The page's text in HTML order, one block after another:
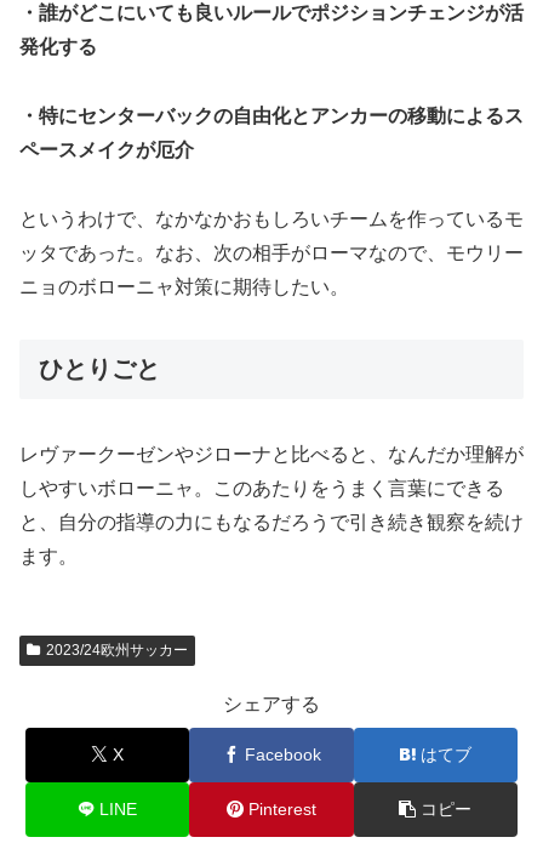
・誰がどこにいても良いルールでポジションチェンジが活
発化する
・特にセンターバックの自由化とアンカーの移動によるス
ペースメイクが厄介
というわけで、なかなかおもしろいチームを作っているモ
ッタであった。なお、次の相手がローマなので、モウリー
ニョのボローニャ対策に期待したい。
ひとりごと
レヴァークーゼンやジローナと比べると、なんだか理解が
しやすいボローニャ。このあたりをうまく言葉にできる
と、自分の指導の力にもなるだろうで引き続き観察を続け
ます。
2023/24欧州サッカー
シェアする
X Facebook はてブ
LINE Pinterest コピー